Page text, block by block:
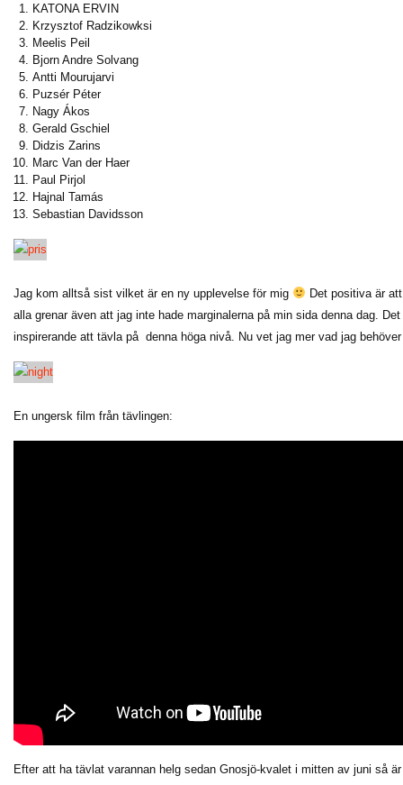
KATONA ERVIN
Krzysztof Radzikowksi
Meelis Peil
Bjorn Andre Solvang
Antti Mourujarvi
Puzsér Péter
Nagy Ákos
Gerald Gschiel
Didzis Zarins
Marc Van der Haer
Paul Pirjol
Hajnal Tamás
Sebastian Davidsson
Jag kom alltså sist vilket är en ny upplevelse för mig
Det positiva är
alla grenar även att jag inte hade marginalerna på min sida denna dag.
inspirerande att tävla på denna höga nivå. Nu vet jag mer vad jag
En ungersk film från tävlingen:
Efter att ha tävlat varannan helg sedan Gnosjö-kvalet i mitten av juni så